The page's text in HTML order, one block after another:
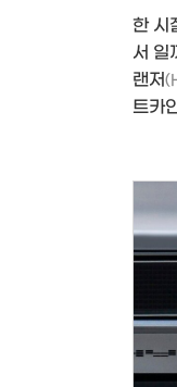
한 시
서 일
랜저
트카